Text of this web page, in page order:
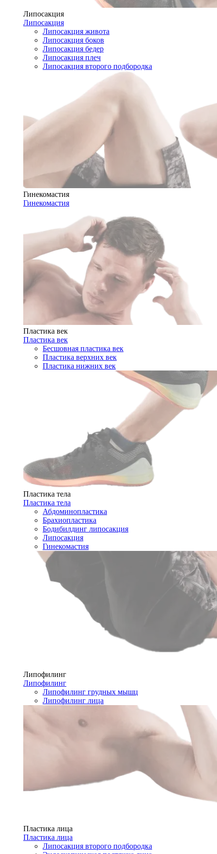
Липосакция
Липосакция
Липосакция живота
Липосакция боков
Липосакция бедер
Липосакция плеч
Липосакция второго подбородка
Гинекомастия
Гинекомастия
Пластика век
Пластика век
Бесшовная пластика век
Пластика верхних век
Пластика нижних век
Пластика тела
Пластика тела
Абдоминопластика
Брахиопластика
Бодибилдинг липосакция
Липосакция
Гинекомастия
Липофилинг
Липофилинг
Липофилинг грудных мышц
Липофилинг лица
Пластика лица
Пластика лица
Липосакция второго подбородка